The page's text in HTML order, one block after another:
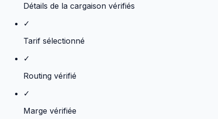
Détails de la cargaison vérifiés
✓
Tarif sélectionné
✓
Routing vérifié
✓
Marge vérifiée